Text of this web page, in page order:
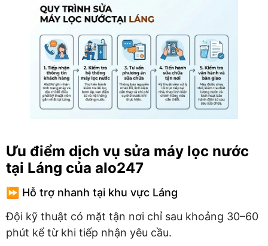
Ưu điểm dịch vụ sửa máy lọc nước
tại Láng của alo247
⏩ Hỗ trợ nhanh tại khu vực Láng
Đội kỹ thuật có mặt tận nơi chỉ sau khoảng 30–60
phút kể từ khi tiếp nhận yêu cầu.